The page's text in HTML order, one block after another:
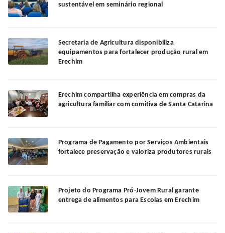
sustentável em seminário regional
Secretaria de Agricultura disponibiliza
equipamentos para fortalecer produção rural em
Erechim
Erechim compartilha experiência em compras da
agricultura familiar com comitiva de Santa Catarina
Programa de Pagamento por Serviços Ambientais
fortalece preservação e valoriza produtores rurais
Projeto do Programa Pró-Jovem Rural garante
entrega de alimentos para Escolas em Erechim